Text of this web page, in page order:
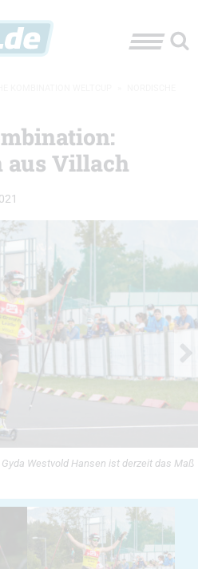
aus Villach
Westvold Hansen ist derzeit das Maß